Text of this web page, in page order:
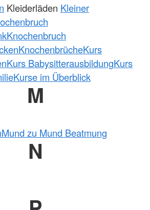
Kleiderläden Kleiner
Knochenbruch
KnochenbrücheKurs
Kurs BabysitterausbildungKurs
Kurse im Überblick
M
Mund zu Mund Beatmung
N